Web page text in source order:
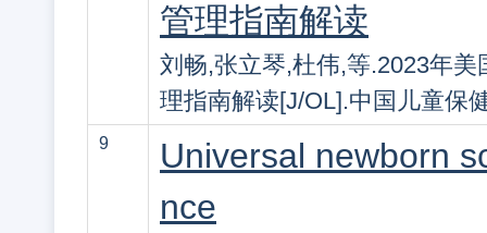
管理指南解读
刘畅,张立琴,杜伟,等.2023年
理指南解读[J/OL].中国儿童保
9
Universal newborn
nce